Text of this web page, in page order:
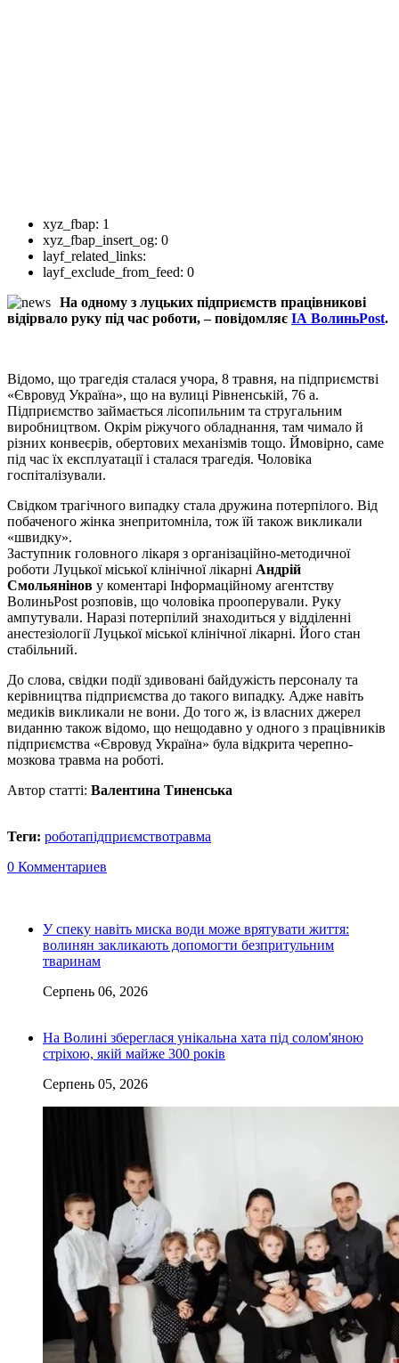
xyz_fbap: 1
xyz_fbap_insert_og: 0
layf_related_links:
layf_exclude_from_feed: 0
На одному з луцьких підприємств працівникові
відірвало руку під час роботи, – повідомляє ІА ВолиньPost.
Відомо, що трагедія сталася учора, 8 травня, на підприємстві
«Євровуд Україна», що на вулиці Рівненській, 76 а.
Підприємство займається лісопильним та стругальним
виробництвом. Окрім ріжучого обладнання, там чимало й
різних конвеєрів, обертових механізмів тощо. Ймовірно, саме
під час їх експлуатації і сталася трагедія. Чоловіка
госпіталізували.
Свідком трагічного випадку стала дружина потерпілого. Від
побаченого жінка знепритомніла, тож їй також викликали
«швидку».
Заступник головного лікаря з організаційно-методичної
роботи Луцької міської клінічної лікарні Андрій
Смольянінов у коментарі Інформаційному агентству
ВолиньPost розповів, що чоловіка прооперували. Руку
ампутували. Наразі потерпілий знаходиться у відділенні
анестезіології Луцької міської клінічної лікарні. Його стан
стабільний.
До слова, свідки події здивовані байдужість персоналу та
керівництва підприємства до такого випадку. Адже навіть
медиків викликали не вони. До того ж, із власних джерел
виданню також відомо, що нещодавно у одного з працівників
підприємства «Євровуд Україна» була відкрита черепно-
мозкова травма на роботі.
Автор статті: Валентина Тиненська
Теги: роботапідприємствотравма
0 Комментариев
У спеку навіть миска води може врятувати життя:
волинян закликають допомогти безпритульним
тваринам
Серпень 06, 2026
На Волині збереглася унікальна хата під солом'яною
стріхою, якій майже 300 років
Серпень 05, 2026